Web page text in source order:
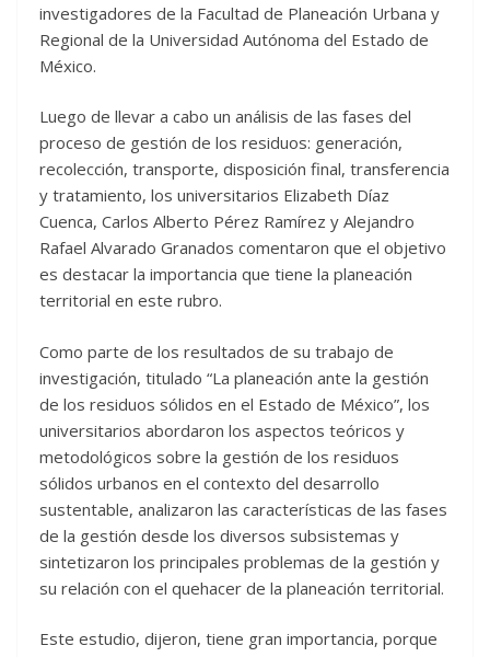
investigadores de la Facultad de Planeación Urbana y
Regional de la Universidad Autónoma del Estado de
México.
Luego de llevar a cabo un análisis de las fases del
proceso de gestión de los residuos: generación,
recolección, transporte, disposición final, transferencia
y tratamiento, los universitarios Elizabeth Díaz
Cuenca, Carlos Alberto Pérez Ramírez y Alejandro
Rafael Alvarado Granados comentaron que el objetivo
es destacar la importancia que tiene la planeación
territorial en este rubro.
Como parte de los resultados de su trabajo de
investigación, titulado “La planeación ante la gestión
de los residuos sólidos en el Estado de México”, los
universitarios abordaron los aspectos teóricos y
metodológicos sobre la gestión de los residuos
sólidos urbanos en el contexto del desarrollo
sustentable, analizaron las características de las fases
de la gestión desde los diversos subsistemas y
sintetizaron los principales problemas de la gestión y
su relación con el quehacer de la planeación territorial.
Este estudio, dijeron, tiene gran importancia, porque